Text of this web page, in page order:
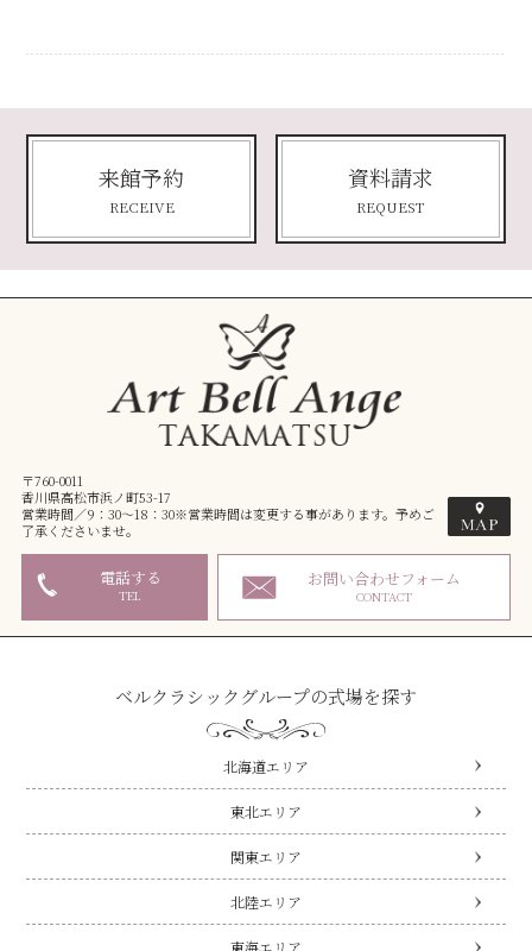
来館予約
RECEIVE
資料請求
REQUEST
〒760-0011
香川県高松市浜ノ町53-17
営業時間／9：30～18：30※営業時間は変更する事があります。予めご
了承くださいませ。
電話する
TEL
お問い合わせフォーム
CONTACT
ベルクラシックグループの式場を探す
北海道エリア
東北エリア
関東エリア
北陸エリア